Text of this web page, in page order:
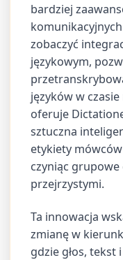
bardziej
zobaczyć
językowym,
języków w
oferuje
sztuczna
etykiety
czyniąc grupowe
przejrzystymi.
Ta innowacja
zmianę w
gdzie głos, tekst